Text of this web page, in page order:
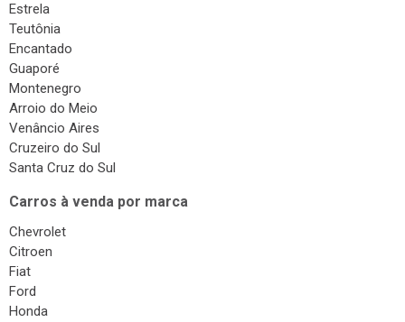
Estrela
Teutônia
Encantado
Guaporé
Montenegro
Arroio do Meio
Venâncio Aires
Cruzeiro do Sul
Santa Cruz do Sul
Carros à venda por marca
Chevrolet
Citroen
Fiat
Ford
Honda